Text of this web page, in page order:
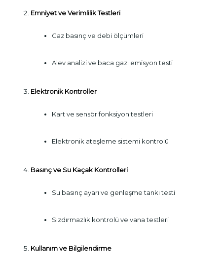
Emniyet ve Verimlilik Testleri
Gaz basınç ve debi ölçümleri
Alev analizi ve baca gazı emisyon testi
Elektronik Kontroller
Kart ve sensör fonksiyon testleri
Elektronik ateşleme sistemi kontrolü
Basınç ve Su Kaçak Kontrolleri
Su basınç ayarı ve genleşme tankı testi
Sızdırmazlık kontrolü ve vana testleri
Kullanım ve Bilgilendirme